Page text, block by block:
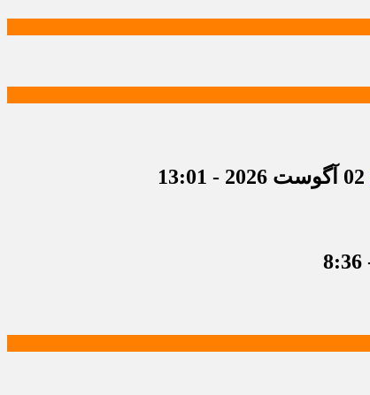
02 آگوست 2026 - 13:01